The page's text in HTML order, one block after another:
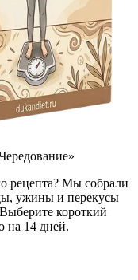
рецепта? Мы собрали
ужины и перекусы
короткий
на 14 дней.